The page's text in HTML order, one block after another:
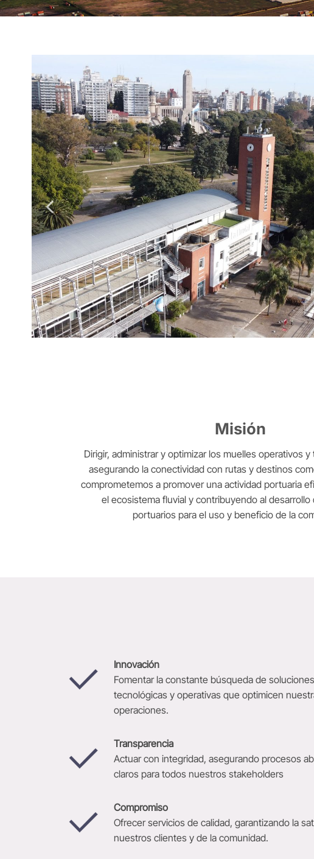
Misión
Dirigir, administrar y optimizar los muelles operativos
asegurando la conectividad con rutas y destinos
comprometemos a promover una actividad portuaria
el ecosistema fluvial y contribuyendo al desarrollo
portuarios para el uso y beneficio de la
Innovación
Fomentar la constante búsqueda de soluciones
tecnológicas y operativas que optimicen
operaciones.
Transparencia
Actuar con integridad, asegurando procesos
claros para todos nuestros stakeholders
Compromiso
Ofrecer servicios de calidad, garantizando la
nuestros clientes y de la comunidad.